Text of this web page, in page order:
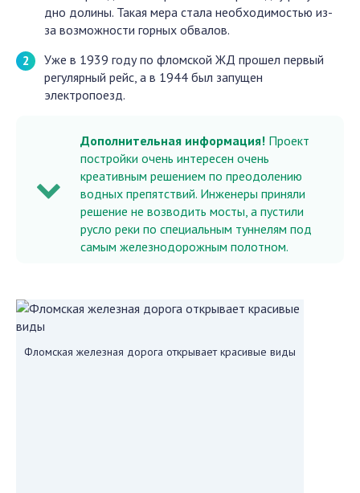
дно долины. Такая мера стала необходимостью из-
за возможности горных обвалов.
Уже в 1939 году по фломской ЖД прошел первый
регулярный рейс, а в 1944 был запущен
электропоезд.
Дополнительная информация! Проект
постройки очень интересен очень
креативным решением по преодолению
водных препятствий. Инженеры приняли
решение не возводить мосты, а пустили
русло реки по специальным туннелям под
самым железнодорожным полотном.
Фломская железная дорога открывает красивые виды